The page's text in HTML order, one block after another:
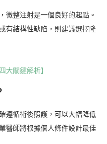
微整注射是一個良好的起點。
有結構性缺陷，則建議選擇隆
大關鍵解析】
遵循術後照護，可以大幅降低
醫師將根據個人條件設計最佳